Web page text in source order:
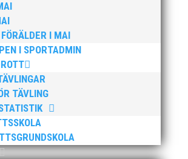
I MAI
I SPORTADMIN
TÄVLING
tidigare